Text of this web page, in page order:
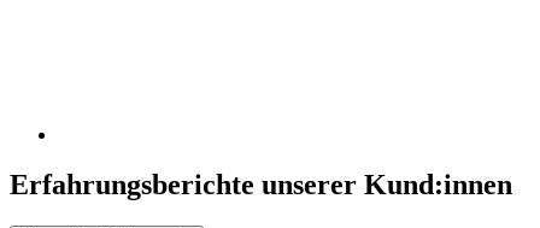
Erfahrungsberichte unserer Kund:innen